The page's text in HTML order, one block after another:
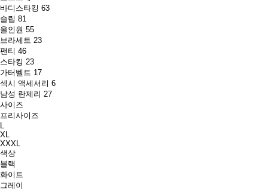
바디스타킹 63
슬립 81
올인원 55
브라세트 23
팬티 46
스타킹 23
가터벨트 17
섹시 액세서리 6
남성 란제리 27
사이즈
프리사이즈
L
XL
XXXL
색상
블랙
화이트
그레이